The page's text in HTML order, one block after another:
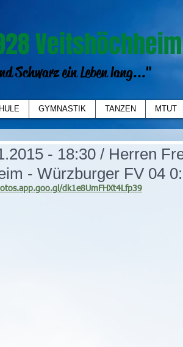
Schwarz ein Leben lang..."
GYMNASTIK TANZEN MTUT
- 18:30 / Herren
- Würzburger FV 04
dk1e8UmFHXt4Lfp39